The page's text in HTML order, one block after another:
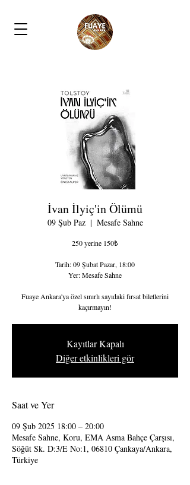
İvan İlyiç'in Ölümü
09 Şub Paz
  |
Mesafe Sahne
250 yerine 150₺
Tarih: 09 Şubat Pazar, 18:00
Yer: Mesafe Sahne
Fuaye Ankara'ya özel sınırlı sayıdaki fırsat biletlerini
kaçırmayın!
Kayıtlar Kapalı
Diğer etkinlikleri gör
Saat ve Yer
09 Şub 2025 18:00 – 20:00
Mesafe Sahne, Koru, EMA Asma Bahçe Çarşısı,
Söğüt Sk. D:3/E No:1, 06810 Çankaya/Ankara,
Türkiye